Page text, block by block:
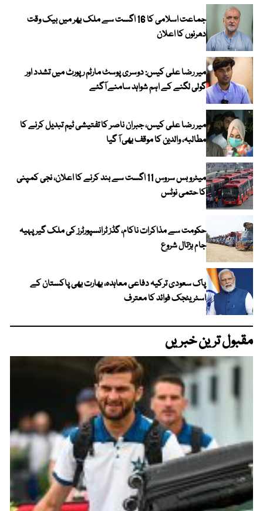
جماعت اسلامی کا 16 اگست سے ملک بھر میں بیک وقت
دھرنوں کا اعلان
میر رضا علی کیس: دوسری پوسٹ مارٹم رپورٹ میں تشدد اور
گولی لگنے کے اہم شواہد سامنے آگئے
میر رضا علی کیس، جبران ناصر کا تفتیشی ٹیم تبدیل کرنے کا
مطالبہ، والدین کا موقف بھی آ گیا
میٹرو بس سروس 11 اگست سے بند کرنے کا اعلان، نجی کمپنی
کا حتمی نوٹس
حکومت سے مذاکرات ناکام، گڈز ٹرانسپورٹرز کی ملک گیر پہیہ
جام ہڑتال شروع
پاک سعودی ترکیہ دفاعی معاہدہ، بھارت بھی پاکستان کے
اسٹریٹجک فوائد کا معترف
مقبول ترین خبریں